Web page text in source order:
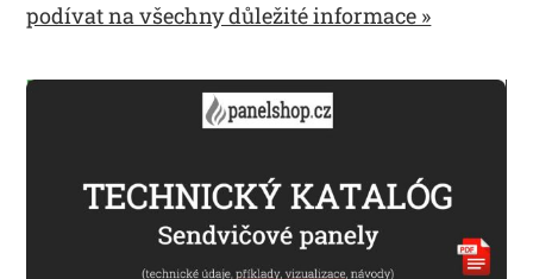
podívat na všechny důležité informace »